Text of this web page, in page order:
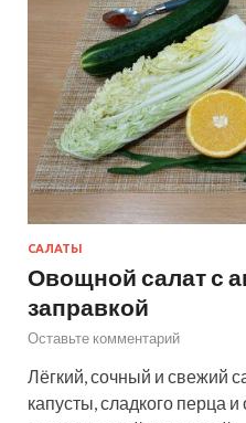
САЛАТЫ
Овощной салат с
заправкой
Оставьте комментарий
Лёгкий, сочный и свежий
капусты, сладкого перца и